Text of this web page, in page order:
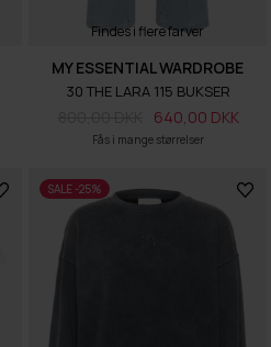
Findes i flere farver
Fås i mange størrelser
MY ESSENTIAL WARDROBE
30 THE LARA 115 BUKSER
640,00 DKK
SALE -25%